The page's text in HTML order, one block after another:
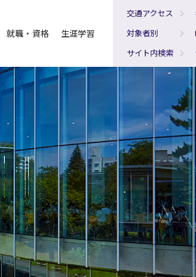
交通アクセス
対象者別
サイト内検索
就職・資格 生涯学習